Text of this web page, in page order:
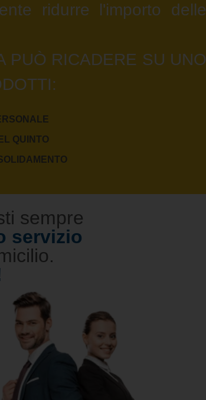
ridurre l'importo delle
PUÒ RICADERE SU UNO
QUINTO
sempre
servizio